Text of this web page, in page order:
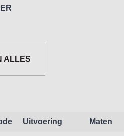
ALLES
Uitvoering Maten